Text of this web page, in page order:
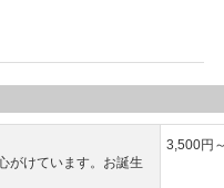
がけています。お誕生
3,500円